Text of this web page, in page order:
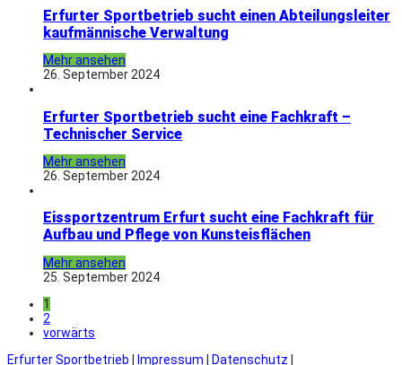
Erfurter Sportbetrieb sucht einen Abteilungsleiter
kaufmännische Verwaltung
Mehr ansehen
26. September 2024
Erfurter Sportbetrieb sucht eine Fachkraft –
Technischer Service
Mehr ansehen
26. September 2024
Eissportzentrum Erfurt sucht eine Fachkraft für
Aufbau und Pflege von Kunsteisflächen
Mehr ansehen
25. September 2024
1
2
vorwärts
Erfurter Sportbetrieb | Impressum | Datenschutz |